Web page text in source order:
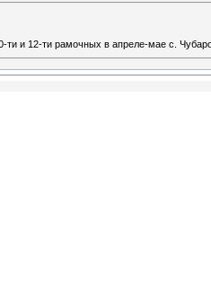
ти и 12-ти рамочных в апреле-мае с.